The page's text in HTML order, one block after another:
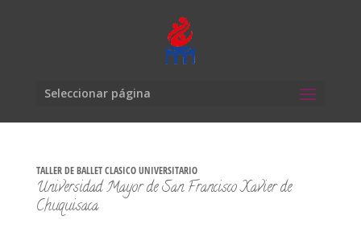
Seleccionar página
TALLER DE BALLET CLASICO UNIVERSITARIO
Universidad Mayor de San Francisco Xavier de
Chuquisaca